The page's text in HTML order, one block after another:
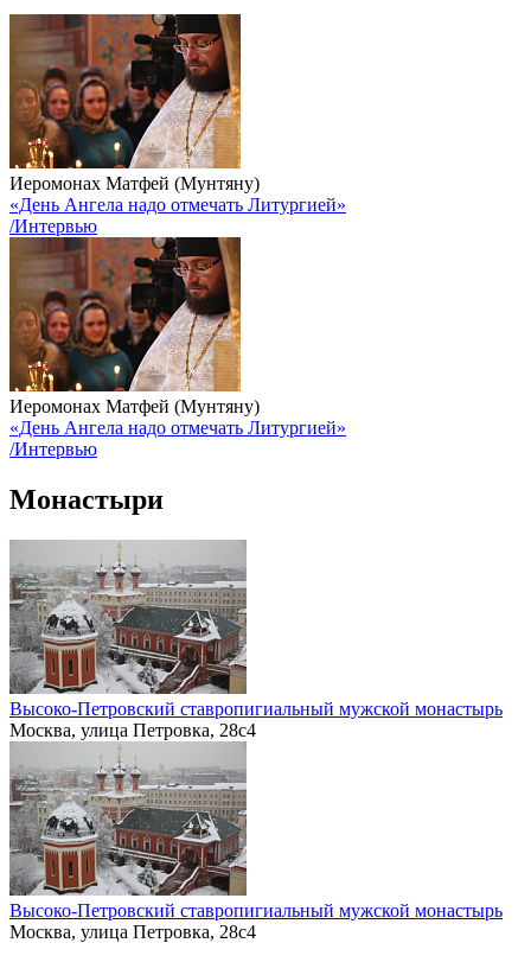
Иеромонах Матфей (Мунтяну)
«День Ангела надо отмечать Литургией»
/Интервью
Иеромонах Матфей (Мунтяну)
«День Ангела надо отмечать Литургией»
/Интервью
Монастыри
Высоко-Петровский ставропигиальный мужской монастырь
Москва, улица Петровка, 28с4
Высоко-Петровский ставропигиальный мужской монастырь
Москва, улица Петровка, 28с4